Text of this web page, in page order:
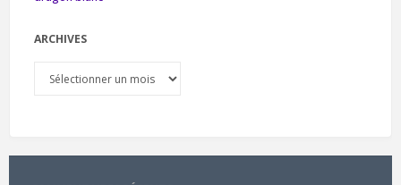
ARCHIVES